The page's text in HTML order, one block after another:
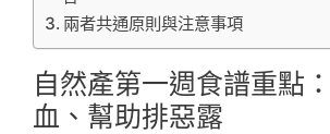
兩者共通原則與注意事項
自然產第一週食譜重點
血、幫助排惡露